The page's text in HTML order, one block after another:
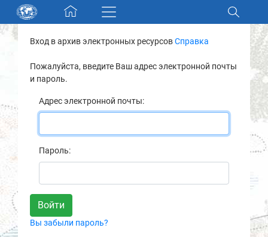
Skip navigation
Разделы и коллекции
Электронный каталог
Новости
О нас
Контакты
Партнеры
Вход в архив электронных ресурсовСправка
Пожалуйста, введите Ваш адрес электронной почты
и пароль.
Адрес электронной почты:
Пароль:
Вы забыли пароль?